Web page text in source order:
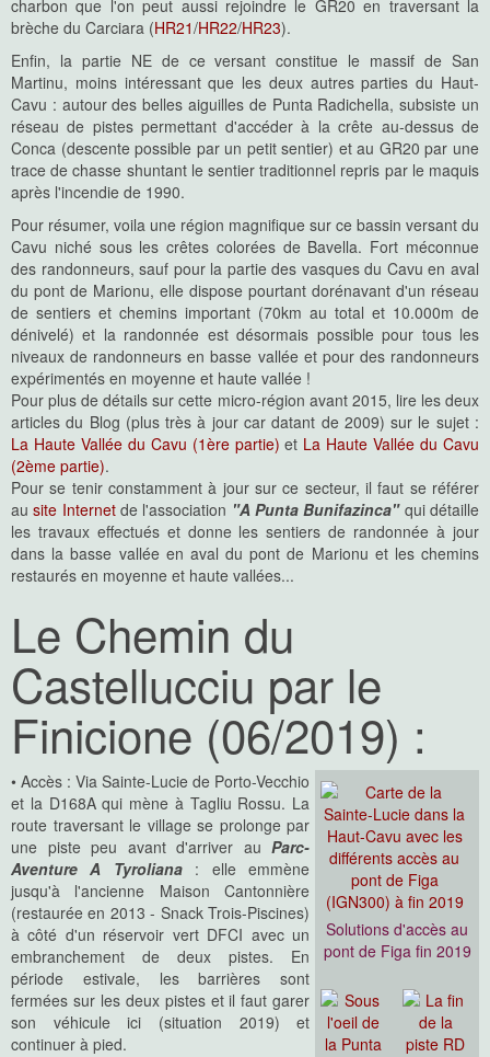
charbon que l'on peut aussi rejoindre le GR20 en traversant la
brèche du Carciara (HR21/HR22/HR23).
Enfin, la partie NE de ce versant constitue le massif de San
Martinu, moins intéressant que les deux autres parties du Haut-
Cavu : autour des belles aiguilles de Punta Radichella, subsiste un
réseau de pistes permettant d'accéder à la crête au-dessus de
Conca (descente possible par un petit sentier) et au GR20 par une
trace de chasse shuntant le sentier traditionnel repris par le maquis
après l'incendie de 1990.
Pour résumer, voila une région magnifique sur ce bassin versant du
Cavu niché sous les crêtes colorées de Bavella. Fort méconnue
des randonneurs, sauf pour la partie des vasques du Cavu en aval
du pont de Marionu, elle dispose pourtant dorénavant d'un réseau
de sentiers et chemins important (70km au total et 10.000m de
dénivelé) et la randonnée est désormais possible pour tous les
niveaux de randonneurs en basse vallée et pour des randonneurs
expérimentés en moyenne et haute vallée !
Pour plus de détails sur cette micro-région avant 2015, lire les deux
articles du Blog (plus très à jour car datant de 2009) sur le sujet :
La Haute Vallée du Cavu (1ère partie) et La Haute Vallée du Cavu
(2ème partie).
Pour se tenir constamment à jour sur ce secteur, il faut se référer
ausite Internetde l'association "A Punta Bunifazinca"qui détaille
les travaux effectués et donne les sentiers de randonnée à jour
dans la basse vallée en aval du pont de Marionu et les chemins
restaurés en moyenne et haute vallées...
Le Chemin du
Castellucciu par le
Finicione (06/2019) :
Solutions d'accès au
pont de Figa fin 2019
• Accès : Via Sainte-Lucie de Porto-Vecchio
et la D168A qui mène à Tagliu Rossu. La
route traversant le village se prolonge par
une piste peu avant d'arriver auParc-
Aventure A Tyroliana: elle emmène
jusqu'à l'ancienne Maison Cantonnière
(restaurée en 2013 - Snack Trois-Piscines)
à côté d'un réservoir vert DFCI avec un
embranchement de deux pistes. En
période estivale, les barrières sont
fermées sur les deux pistes et il faut garer
son véhicule ici (situation 2019) et
continuer à pied.